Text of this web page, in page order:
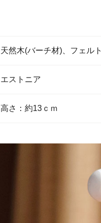
天然木(バーチ材)、フェルト
エストニア
高さ：約13ｃｍ